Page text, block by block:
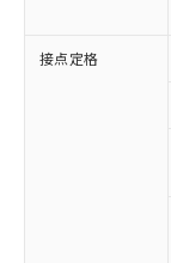
接点定格
ご
以下の
ご利用
対応
非含有に
対応予
有に対
対応予
非含有
定はあ
調査・